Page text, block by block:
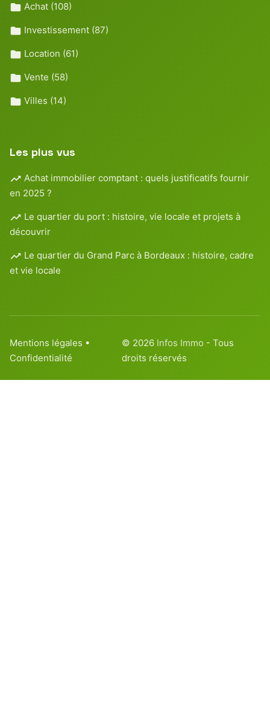
Achat (108)
Investissement (87)
Location (61)
Vente (58)
Villes (14)
Les plus vus
Achat immobilier comptant : quels justificatifs fournir
en 2025 ?
Le quartier du port : histoire, vie locale et projets à
découvrir
Le quartier du Grand Parc à Bordeaux : histoire, cadre
et vie locale
Mentions légales •
Confidentialité
© 2026 Infos Immo - Tous
droits réservés